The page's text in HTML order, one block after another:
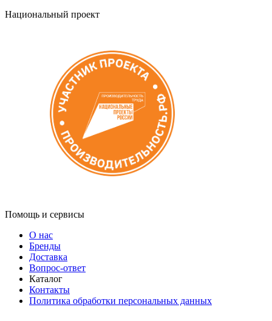
Национальный проект
Помощь и сервисы
О нас
Бренды
Доставка
Вопрос-ответ
Каталог
Контакты
Политика обработки персональных данных